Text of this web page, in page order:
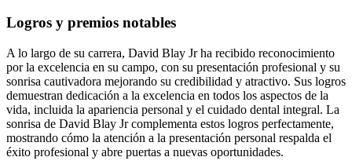
Logros y premios notables
A lo largo de su carrera, David Blay Jr ha recibido reconocimiento
por la excelencia en su campo, con su presentación profesional y su
sonrisa cautivadora mejorando su credibilidad y atractivo. Sus logros
demuestran dedicación a la excelencia en todos los aspectos de la
vida, incluida la apariencia personal y el cuidado dental integral. La
sonrisa de David Blay Jr complementa estos logros perfectamente,
mostrando cómo la atención a la presentación personal respalda el
éxito profesional y abre puertas a nuevas oportunidades.